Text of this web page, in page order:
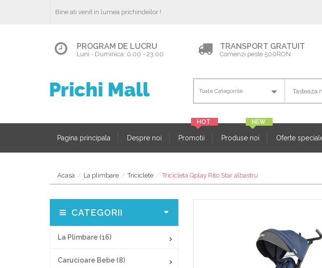
Bine ati venit in lumea prichindeilor !
PROGRAM DE LUCRU
Luni - Duminica: 0.00 - 23.00
TRANSPORT GRATUIT
Comenzi peste 500RON
Pagina principala Despre noi Promotii Produse noi Oferte
Acasa La plimbare Triciclete Tricicleta Qplay Rito Star albastru
CATEGORII
La Plimbare (16)
Carucioare Bebe (8)